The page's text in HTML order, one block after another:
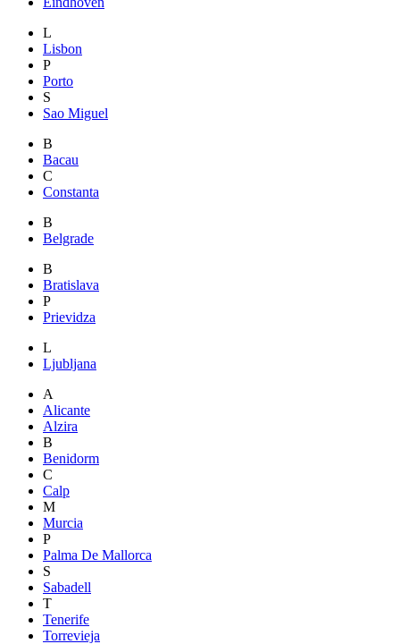
L
Lisbon
P
Porto
S
Sao Miguel
B
Bacau
C
Constanta
B
Belgrade
B
Bratislava
P
Prievidza
L
Ljubljana
A
Alicante
Alzira
B
Benidorm
C
Calp
M
Murcia
P
Palma De Mallorca
S
Sabadell
T
Tenerife
Torrevieja